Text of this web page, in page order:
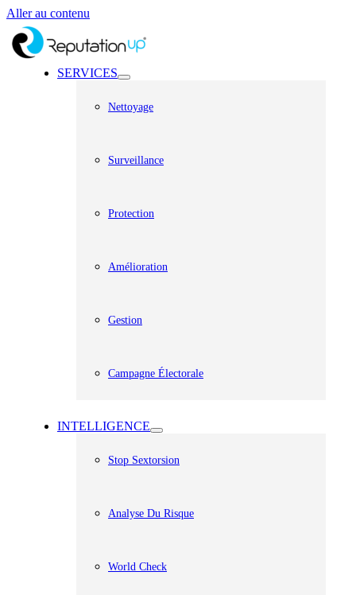
Aller au contenu
SERVICES
Nettoyage
Surveillance
Protection
Amélioration
Gestion
Campagne Électorale
INTELLIGENCE
Stop Sextorsion
Analyse Du Risque
World Check